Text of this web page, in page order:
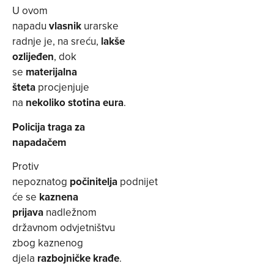
U ovom
napadu vlasnik urarske
radnje je, na sreću, lakše
ozlijeđen, dok
se materijalna
šteta procjenjuje
na nekoliko stotina eura.
Policija traga za
napadačem
Protiv
nepoznatog počinitelja podnijet
će se kaznena
prijava nadležnom
državnom odvjetništvu
zbog kaznenog
djela razbojničke krađe.